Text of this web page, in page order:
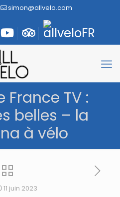
simon@allvelo.com
France TV :
belles – la
à vélo
11 juin 2023